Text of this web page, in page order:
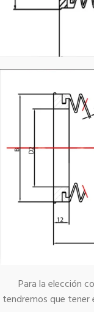
Para la elección
tendremos que tener